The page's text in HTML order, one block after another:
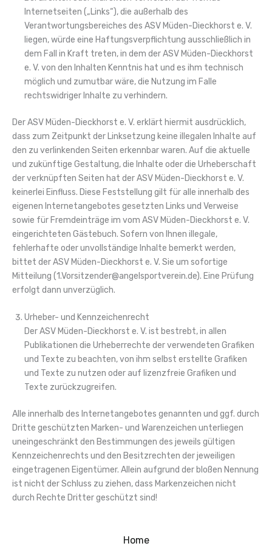
Internetseiten („Links“), die außerhalb des
Verantwortungsbereiches des ASV Müden-Dieckhorst e. V.
liegen, würde eine Haftungsverpflichtung ausschließlich in
dem Fall in Kraft treten, in dem der ASV Müden-Dieckhorst
e. V. von den Inhalten Kenntnis hat und es ihm technisch
möglich und zumutbar wäre, die Nutzung im Falle
rechtswidriger Inhalte zu verhindern.
Der ASV Müden-Dieckhorst e. V. erklärt hiermit ausdrücklich,
dass zum Zeitpunkt der Linksetzung keine illegalen Inhalte auf
den zu verlinkenden Seiten erkennbar waren. Auf die aktuelle
und zukünftige Gestaltung, die Inhalte oder die Urheberschaft
der verknüpften Seiten hat der ASV Müden-Dieckhorst e. V.
keinerlei Einfluss. Diese Feststellung gilt für alle innerhalb des
eigenen Internetangebotes gesetzten Links und Verweise
sowie für Fremdeinträge im vom ASV Müden-Dieckhorst e. V.
eingerichteten Gästebuch. Sofern von Ihnen illegale,
fehlerhafte oder unvollständige Inhalte bemerkt werden,
bittet der ASV Müden-Dieckhorst e. V. Sie um sofortige
Mitteilung (1.Vorsitzender@angelsportverein.de). Eine Prüfung
erfolgt dann unverzüglich.
Urheber- und Kennzeichenrecht
Der ASV Müden-Dieckhorst e. V. ist bestrebt, in allen
Publikationen die Urheberrechte der verwendeten Grafiken
und Texte zu beachten, von ihm selbst erstellte Grafiken
und Texte zu nutzen oder auf lizenzfreie Grafiken und
Texte zurückzugreifen.
Alle innerhalb des Internetangebotes genannten und ggf. durch
Dritte geschützten Marken- und Warenzeichen unterliegen
uneingeschränkt den Bestimmungen des jeweils gültigen
Kennzeichenrechts und den Besitzrechten der jeweiligen
eingetragenen Eigentümer. Allein aufgrund der bloßen Nennung
ist nicht der Schluss zu ziehen, dass Markenzeichen nicht
durch Rechte Dritter geschützt sind!
Home